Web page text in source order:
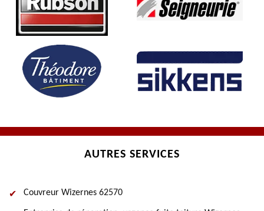
AUTRES SERVICES
Couvreur Wizernes 62570